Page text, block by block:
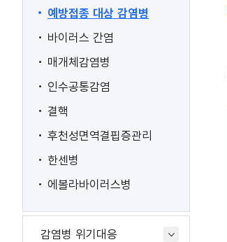
예방접종 대상 감염병
바이러스 간염
매개체감염병
인수공통감염
결핵
후천성면역결핍증관리
한센병
에볼라바이러스병
감염병 위기대응